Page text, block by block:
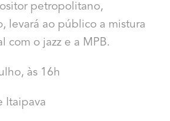
petropolitano,
levará ao público a mistura
com o jazz e a MPB.
às 16h
Itaipava